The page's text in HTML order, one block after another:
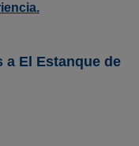
El Estanque de